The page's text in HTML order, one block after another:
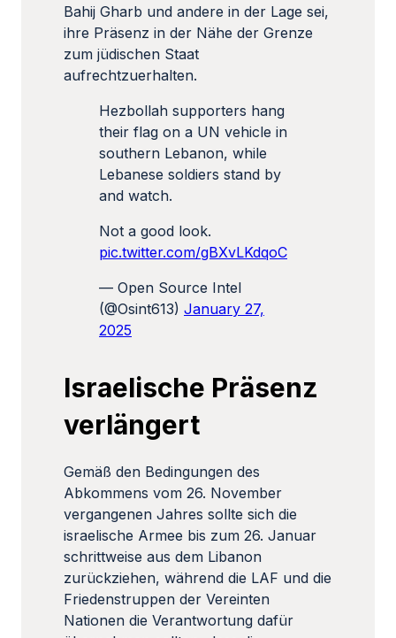
Bahij Gharb und andere in der Lage sei,
ihre Präsenz in der Nähe der Grenze
zum jüdischen Staat
aufrechtzuerhalten.
Hezbollah supporters hang
their flag on a UN vehicle in
southern Lebanon, while
Lebanese soldiers stand by
and watch.
Not a good look.
pic.twitter.com/gBXvLKdqoC
— Open Source Intel
(@Osint613) January 27,
2025
Israelische Präsenz
verlängert
Gemäß den Bedingungen des
Abkommens vom 26. November
vergangenen Jahres sollte sich die
israelische Armee bis zum 26. Januar
schrittweise aus dem Libanon
zurückziehen, während die LAF und die
Friedenstruppen der Vereinten
Nationen die Verantwortung dafür